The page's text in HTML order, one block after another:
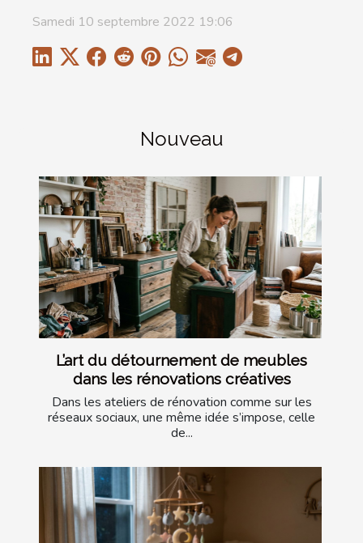
Nouveau
L’art du détournement de meubles
dans les rénovations créatives
Dans les ateliers de rénovation comme sur les
réseaux sociaux, une même idée s’impose, celle
de...
Samedi 10 septembre 2022 19:06